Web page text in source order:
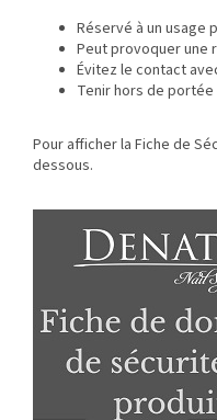
Réservé à un usage
Peut provoquer une
Évitez le contact
Tenir hors de
Pour afficher la Fiche de
dessous.